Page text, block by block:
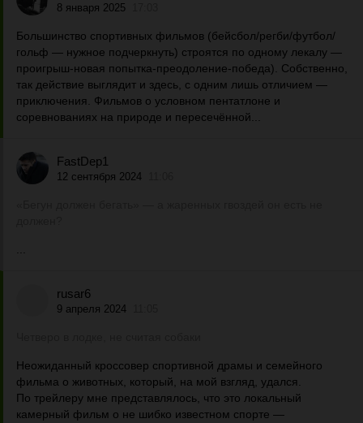
8 января 2025
Большинство спортивных фильмов (бейсбол/регби/футбол/
гольф — нужное подчеркнуть) строятся по одному лекалу —
проигрыш-новая попытка-преодоление-победа). Собственно,
так действие выглядит и здесь, с одним лишь отличием —
приключения. Фильмов о условном пентатлоне и
соревнованиях на природе и пересечённой...
FastDep1
12 сентября 2024
rusar6
9 апреля 2024
Неожиданный кроссовер спортивной драмы и семейного
фильма о животных, который, на мой взгляд, удался.
По трейлеру мне представлялось, что это локальный
камерный фильм о не шибко известном спорте —